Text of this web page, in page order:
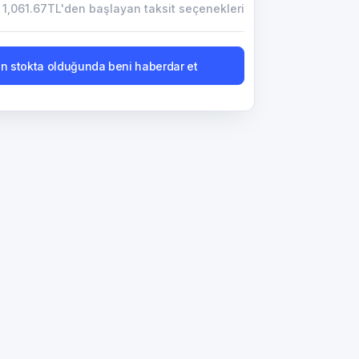
1,061.67TL'den başlayan taksit seçenekleri
stokta olduğunda beni haberdar et